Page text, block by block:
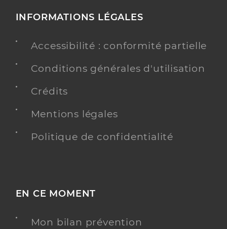
INFORMATIONS LÉGALES
Accessibilité : conformité partielle
Conditions générales d'utilisation
Crédits
Mentions légales
Politique de confidentialité
EN CE MOMENT
Mon bilan prévention